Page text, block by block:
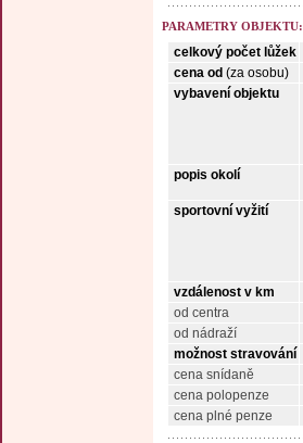
PARAMETRY OBJEKTU:
celkový počet lůžek
cena od (za osobu)
vybavení objektu
popis okolí
sportovní vyžití
vzdálenost v km
od centra
od nádraží
možnost stravování
cena snídaně
cena polopenze
cena plné penze